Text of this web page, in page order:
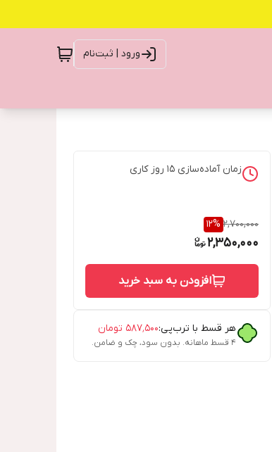
ورود | ثبت‌نام
زمان آماده‌سازی 15 روز کاری
2,700,000
12%
2,350,000
افزودن به سبد خرید
هر قسط با ترب‌پی:۵۸۷٬۵۰۰ تومان
۴ قسط ماهانه. بدون سود، چک و ضامن.